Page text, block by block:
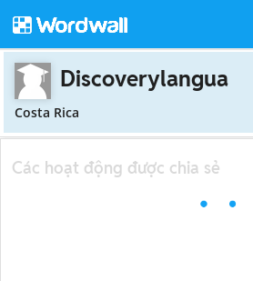
Discoverylangua
Costa Rica
Các hoạt động được chia sẻ